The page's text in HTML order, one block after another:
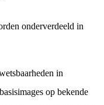
onderverdeeld in
in
op bekende